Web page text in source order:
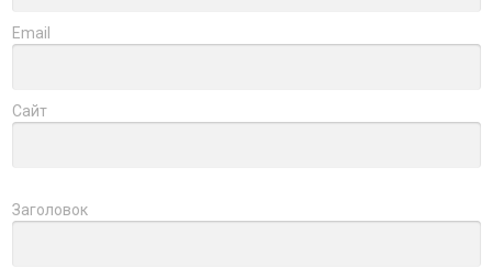
Email
Сайт
Заголовок